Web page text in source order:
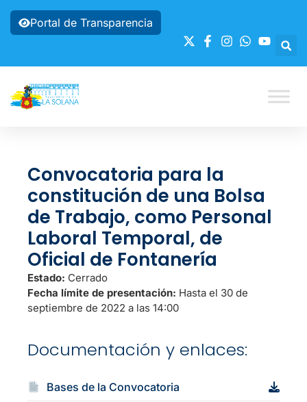
Portal de Transparencia
Convocatoria para la
constitución de una Bolsa
de Trabajo, como Personal
Laboral Temporal, de
Oficial de Fontanería
Estado: Cerrado
Fecha límite de presentación: Hasta el 30 de
septiembre de 2022 a las 14:00
Documentación y enlaces:
Bases de la Convocatoria